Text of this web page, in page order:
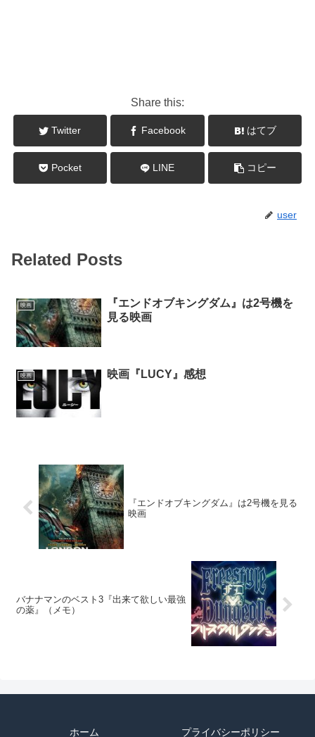
Share this:
Twitter Facebook はてブ
Pocket LINE コピー
user
Related Posts
映画
『エンドオブキングダム』は2号機を
見る映画
映画 映画『LUCY』感想
『エンドオブキングダム』は2号機を見る
映画
バナナマンのベスト3『出来て欲しい最強
の薬』（メモ）
ホーム プライバシーポリシー